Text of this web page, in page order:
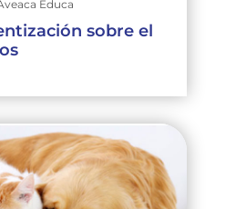
Educa
sobre el